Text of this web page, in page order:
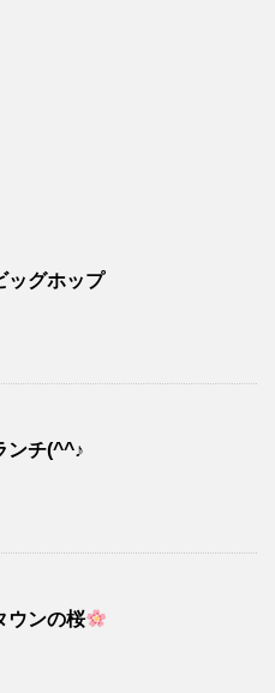
ッグホップ
ンチ(^^♪
ウンの桜